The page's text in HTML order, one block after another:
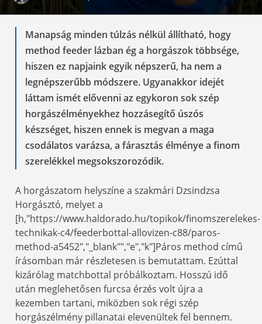
Manapság minden túlzás nélkül állítható, hogy
method feeder lázban ég a horgászok többsége,
hiszen ez napjaink egyik népszerű, ha nem a
legnépszerűbb módszere. Ugyanakkor idejét
láttam ismét elővenni az egykoron sok szép
horgászélményekhez hozzásegítő úszós
készséget, hiszen ennek is megvan a maga
csodálatos varázsa, a fárasztás élménye a finom
szerelékkel megsokszorozódik.
A horgászatom helyszíne a szakmári Dzsindzsa
Horgásztó, melyet a
[h,"https://www.haldorado.hu/topikok/finomszerelekes-
technikak-c4/feederbottal-allovizen-c88/paros-
method-a5452","_blank"","e","k"]Páros method című
írásomban már részletesen is bemutattam. Ezúttal
kizárólag matchbottal próbálkoztam. Hosszú idő
után meglehetősen furcsa érzés volt újra a
kezemben tartani, miközben sok régi szép
horgászélmény pillanatai elevenültek fel bennem.